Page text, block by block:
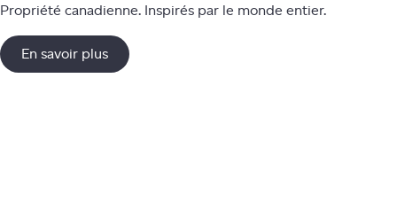
Propriété canadienne. Inspirés par le monde entier.
En savoir plus